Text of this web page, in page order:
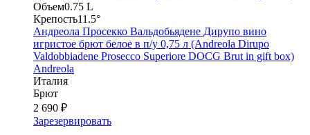
Объем0.75 L
Крепость11.5°
Андреола Просекко Вальдобьядене Дирупо вино
игристое брют белое в п/у 0,75 л (Andreola Dirupo
Valdobbiadene Prosecco Superiore DOCG Brut in gift box)
Andreola
Италия
Брют
2 690 ₽
Зарезервировать